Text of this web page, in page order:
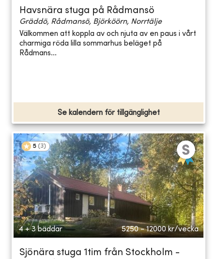
Havsnära stuga på Rådmansö
Gräddö, Rådmansö, Björköörn, Norrtälje
Välkommen att koppla av och njuta av en paus i vårt
charmiga röda lilla sommarhus beläget på
Rådmans...
Se kalendern för tillgänglighet
5 (3)
4 + 3 bäddar 5250 - 12000 kr/vecka
Sjönära stuga 1tim från Stockholm -